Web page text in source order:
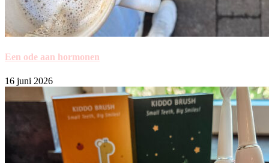
Een ode aan hormonen
16 juni 2026